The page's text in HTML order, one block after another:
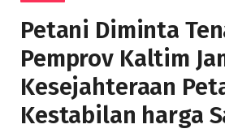
Petani Diminta
Pemprov Kaltim
Kesejahteraan
Kestabilan harga